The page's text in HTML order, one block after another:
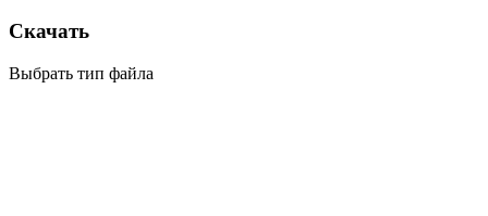
Скачать
Выбрать тип файла